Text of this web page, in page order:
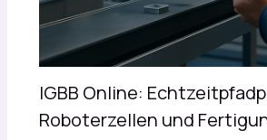
IGBB Online:
Roboterzellen und